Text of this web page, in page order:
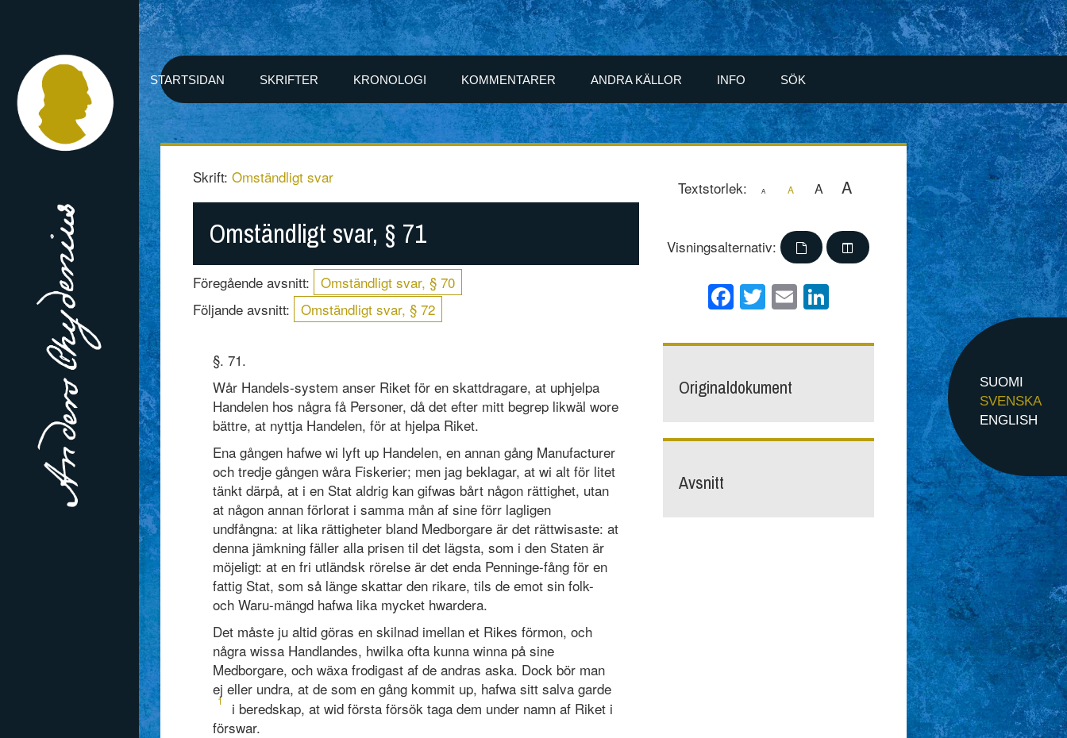
STARTSIDAN SKRIFTER KRONOLOGI KOMMENTARER ANDRA KÄLLOR INFO SÖK
SUOMI
SVENSKA
ENGLISH
Skrift:Omständligt svar
Omständligt svar, § 71
Föregående avsnitt:
Omständligt svar, § 70
Följande avsnitt:
Omständligt svar, § 72
Textstorlek: A A A A
Visningsalternativ:
Facebook
Twitter
EmailLinkedIn
§. 71.
Wår Handels-system anser Riket för en skattdragare, at uphjelpa
Handelen hos några få Personer, då det efter mitt begrep likwäl wore
bättre, at nyttja Handelen, för at hjelpa Riket.
Ena gången hafwe wi lyft up Handelen, en annan gång Manufacturer
och tredje gången wåra Fiskerier; men jag beklagar, at wi alt för litet
tänkt därpå, at i en Stat aldrig kan gifwas bårt någon rättighet, utan
at någon annan förlorat i samma mån af sine förr lagligen
undfångna: at lika rättigheter bland Medborgare är det rättwisaste: at
denna jämkning fäller alla prisen til det lägsta, som i den Staten är
möjeligt: at en fri utländsk rörelse är det enda Penninge-fång för en
fattig Stat, som så länge skattar den rikare, tils de emot sin folk-
och Waru-mängd hafwa lika mycket hwardera.
Det måste ju altid göras en skilnad imellan et Rikes förmon, och
några wissa Handlandes, hwilka ofta kunna winna på sine
Medborgare, och wäxa frodigast af de andras aska. Dock bör man
ej eller undra, at de som en gång kommit up, hafwa sitt salva garde
1
i beredskap, at wid första försök taga dem under namn af Riket i
förswar.
Originaldokument
Avsnitt